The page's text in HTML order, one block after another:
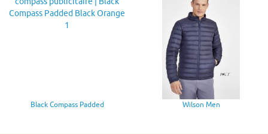
Black Compass Padded Wilson Men